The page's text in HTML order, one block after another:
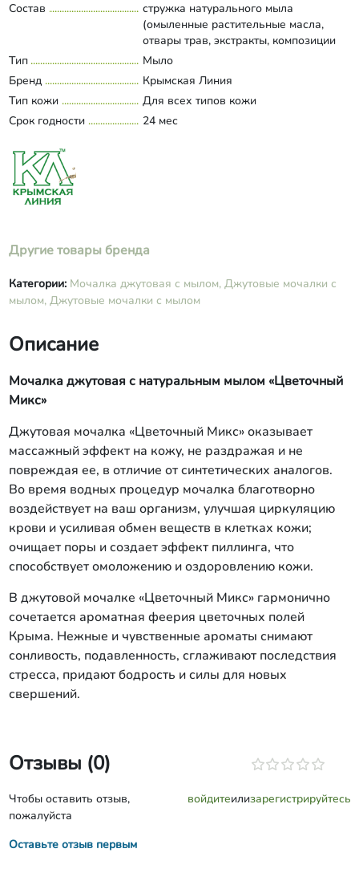
Состав
стружка натурального мыла
(омыленные растительные масла,
отвары трав, экстракты, композиции
эфирных масел).
Развернуть состав
Тип
Мыло
Бренд
Крымская Линия
Тип кожи
Для всех типов кожи
Срок годности
24 мес
Другие товары бренда
Категории: Мочалка джутовая с мылом, Джутовые мочалки с
мылом, Джутовые мочалки с мылом
Описание
Мочалка джутовая с натуральным мылом «Цветочный
Микс»
Джутовая мочалка «Цветочный Микс» оказывает
массажный эффект на кожу, не раздражая и не
повреждая ее, в отличие от синтетических аналогов.
Во время водных процедур мочалка благотворно
воздействует на ваш организм, улучшая циркуляцию
крови и усиливая обмен веществ в клетках кожи;
очищает поры и создает эффект пиллинга, что
способствует омоложению и оздоровлению кожи.
В джутовой мочалке «Цветочный Микс» гармонично
сочетается ароматная феерия цветочных полей
Крыма. Нежные и чувственные ароматы снимают
сонливость, подавленность, сглаживают последствия
стресса, придают бодрость и силы для новых
свершений.
Отзывы (0)
Чтобы оставить отзыв,
пожалуйста
войдитеилизарегистрируйтесь
Оставьте отзыв первым